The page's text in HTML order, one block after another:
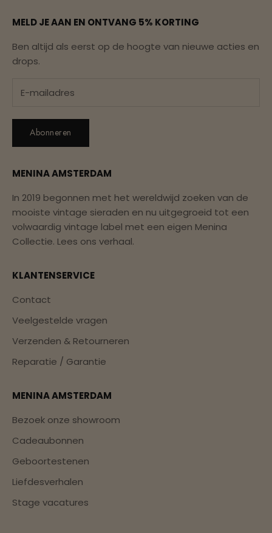
MELD JE AAN EN ONTVANG 5% KORTING
Ben altijd als eerst op de hoogte van nieuwe acties en
drops.
Abonneren
MENINA AMSTERDAM
In 2019 begonnen met het wereldwijd zoeken van de
mooiste vintage sieraden en nu uitgegroeid tot een
volwaardig vintage label met een eigen Menina
Collectie. Lees ons verhaal.
KLANTENSERVICE
Contact
Veelgestelde vragen
Verzenden & Retourneren
Reparatie / Garantie
MENINA AMSTERDAM
Bezoek onze showroom
Cadeaubonnen
Geboortestenen
Liefdesverhalen
Stage vacatures